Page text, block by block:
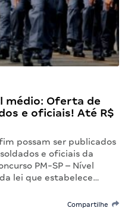
médio: Oferta de
e oficiais! Até R$
possam ser publicados
e oficiais da
PM-SP – Nível
lei que estabelece…
Compartilhe